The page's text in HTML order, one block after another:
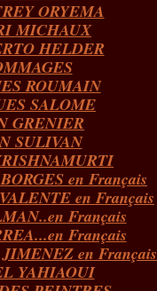
ORYEMA
MICHAUX
HELDER
ROUMAIN
SALOME
GRENIER
SULIVAN
en Français
en Français
Français
Français
en Français
YAHIAOUI